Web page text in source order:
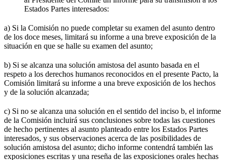
Estados Partes interesados:
a) Si la Comisión no puede completar su examen del asunto dentro
de los doce meses, limitará su informe a una breve exposición de la
situación en que se halle su examen del asunto;
b) Si se alcanza una solución amistosa del asunto basada en el
respeto a los derechos humanos reconocidos en el presente Pacto, la
Comisión limitará su informe a una breve exposición de los hechos
y de la solución alcanzada;
c) Si no se alcanza una solución en el sentido del inciso b, el informe
de la Comisión incluirá sus conclusiones sobre todas las cuestiones
de hecho pertinentes al asunto planteado entre los Estados Partes
interesados, y sus observaciones acerca de las posibilidades de
solución amistosa del asunto; dicho informe contendrá también las
exposiciones escritas y una reseña de las exposiciones orales hechas